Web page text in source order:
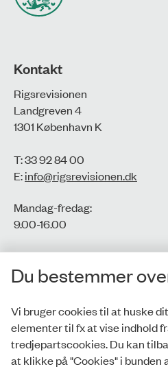
Kontakt
Rigsrevisionen
Landgreven 4
1301 København K
T: 33 92 84 00
E:info@rigsrevisionen.dk
Mandag-fredag:
9.00-16.00​
CVR-nr.: 77806113
EAN-nr.: 5798000016002
Privatlivspolitik
Whistleblowerordning
Du bestemmer
Vi bruger cookies til at huske
elementer til fx at vise indhold
tredjepartscookies. Du kan
at klikke på "Cookies" i bunden